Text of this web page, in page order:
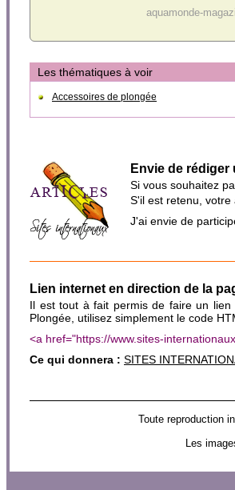
aquamonde-
Les thématiques à voir
Accessoires de plongée
Envie de
Si vous souhaitez
S'il est retenu,
J'ai envie de
Lien internet en direction de la
Il est tout à fait permis de faire un
Plongée, utilisez simplement le code
<a href="https://www.sites-
Ce qui donnera : SITES
Toute reproduction
Les